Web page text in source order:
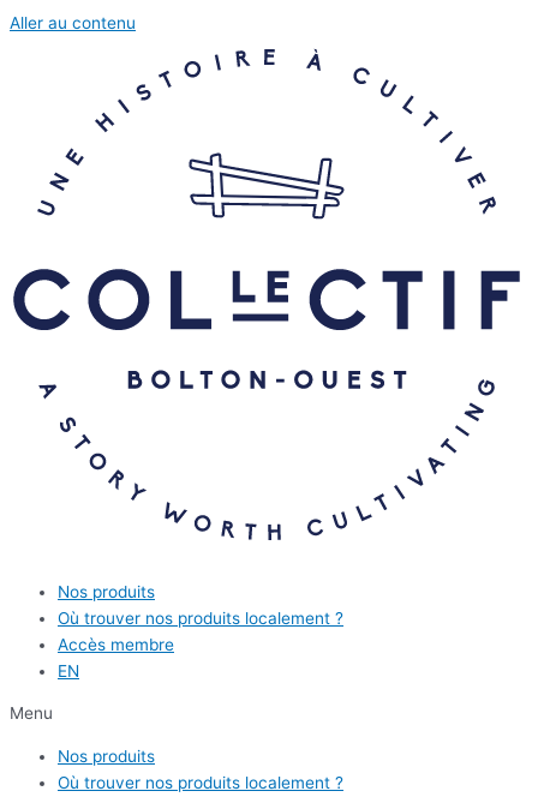
Aller au contenu
Nos produits
Où trouver nos produits localement ?
Accès membre
EN
Menu
Nos produits
Où trouver nos produits localement ?